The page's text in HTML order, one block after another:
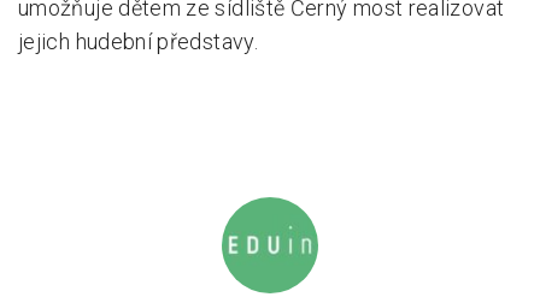
umožňuje dětem ze sídliště Černý most realizovat
jejich hudební představy.